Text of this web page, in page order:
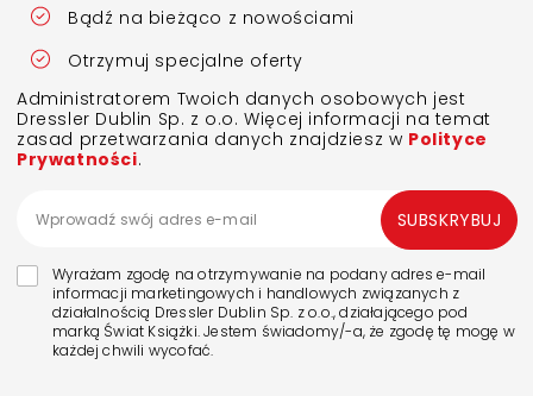
Bądź na bieżąco z nowościami
Otrzymuj specjalne oferty
Administratorem Twoich danych osobowych jest
Dressler Dublin Sp. z o.o. Więcej informacji na temat
zasad przetwarzania danych znajdziesz w Polityce
Prywatności.
Wyrażam zgodę na otrzymywanie na podany adres e-mail
informacji marketingowych i handlowych związanych z
działalnością Dressler Dublin Sp. z o.o., działającego pod
marką Świat Książki. Jestem świadomy/-a, że zgodę tę mogę w
każdej chwili wycofać.
SUBSKRYBUJ